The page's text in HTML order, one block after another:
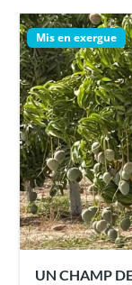
Mis en exergue
UN CHAMP